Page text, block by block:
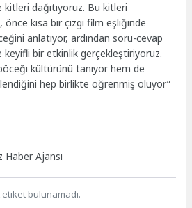
dağıtıyoruz. Bu kitleri
önce kısa bir çizgi film eşliğinde
anlatıyor, ardından soru-cevap
bir etkinlik gerçekleştiriyoruz.
kültürünü tanıyor hem de
hep birlikte öğrenmiş oluyor”
Haber Ajansı
etiket bulunamadı.